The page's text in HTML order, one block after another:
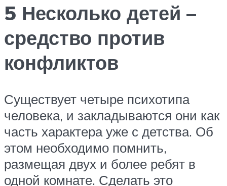
5 Несколько детей –
средство против
конфликтов
Существует четыре психотипа
человека, и закладываются они как
часть характера уже с детства. Об
этом необходимо помнить,
размещая двух и более ребят в
одной комнате. Сделать это